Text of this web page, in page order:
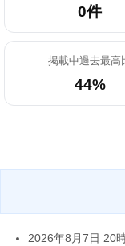
0件
掲載中過去最高
44%
2026年8月7日 20